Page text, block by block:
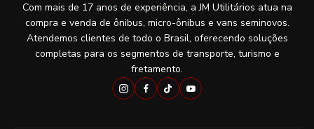
Com mais de 17 anos de experiência, a JM Utilitários atua na
compra e venda de ônibus, micro-ônibus e vans seminovos.
Atendemos clientes de todo o Brasil, oferecendo soluções
completas para os segmentos de transporte, turismo e
fretamento.